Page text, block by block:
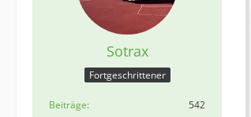
Sotrax
Fortgeschrittener
Beiträge 542